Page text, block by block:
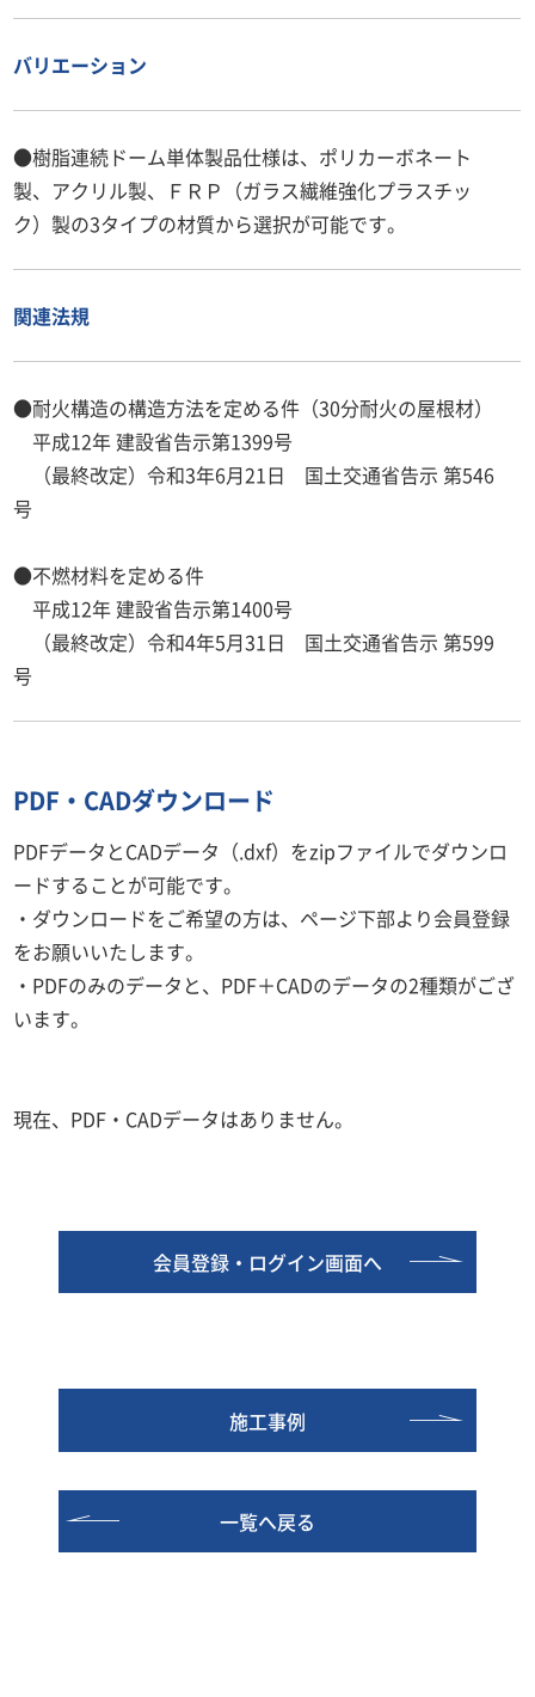
バリエーション
●樹脂連続ドーム単体製品仕様は、ポリカーボネート
製、アクリル製、ＦＲＰ（ガラス繊維強化プラスチッ
ク）製の3タイプの材質から選択が可能です。
関連法規
●耐火構造の構造方法を定める件（30分耐火の屋根材）
平成12年 建設省告示第1399号
（最終改定）令和3年6月21日 国土交通省告示 第546
号
●不燃材料を定める件
平成12年 建設省告示第1400号
（最終改定）令和4年5月31日 国土交通省告示 第599
号
PDF・CADダウンロード
PDFデータとCADデータ（.dxf）をzipファイルでダウンロ
ードすることが可能です。
・ダウンロードをご希望の方は、ページ下部より会員登録
をお願いいたします。
・PDFのみのデータと、PDF＋CADのデータの2種類がござ
います。
現在、PDF・CADデータはありません。
会員登録・ログイン画面へ
施工事例
一覧へ戻る